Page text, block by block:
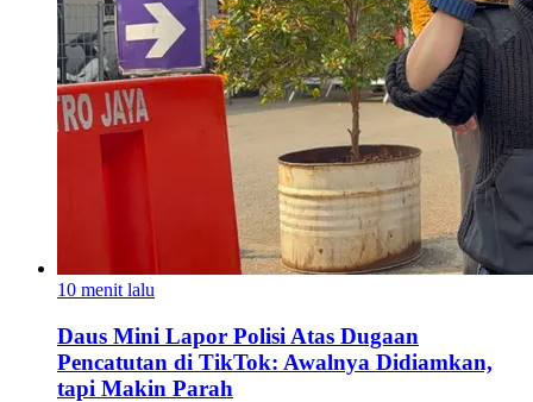
10 menit lalu
Daus Mini Lapor Polisi Atas Dugaan
Pencatutan di TikTok: Awalnya Didiamkan,
tapi Makin Parah